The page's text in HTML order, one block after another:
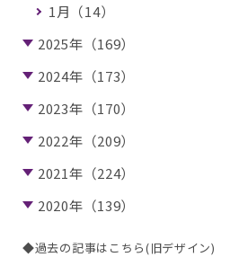
1月（14）
2025年（169）
2024年（173）
2023年（170）
2022年（209）
2021年（224）
2020年（139）
◆過去の記事はこちら(旧デザイン)